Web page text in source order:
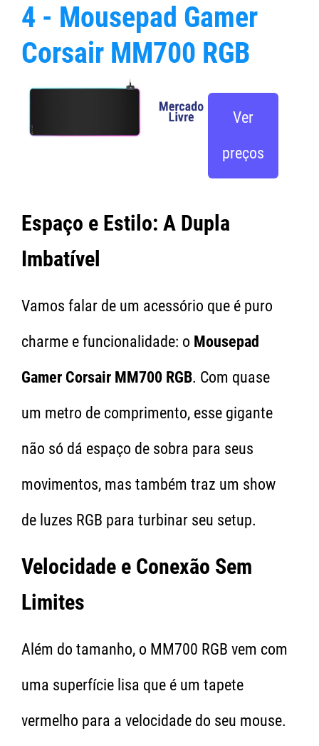
4 - Mousepad Gamer
Corsair MM700 RGB
Ver
preços
Espaço e Estilo: A Dupla
Imbatível
Vamos falar de um acessório que é puro
charme e funcionalidade: o Mousepad
Gamer Corsair MM700 RGB. Com quase
um metro de comprimento, esse gigante
não só dá espaço de sobra para seus
movimentos, mas também traz um show
de luzes RGB para turbinar seu setup.
Velocidade e Conexão Sem
Limites
Além do tamanho, o MM700 RGB vem com
uma superfície lisa que é um tapete
vermelho para a velocidade do seu mouse.